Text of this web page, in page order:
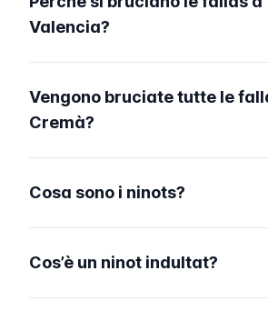
Valencia?
Vengono bruciate tutte le
Cremà?
Cosa sono i ninots?
Cos’è un ninot indultat?